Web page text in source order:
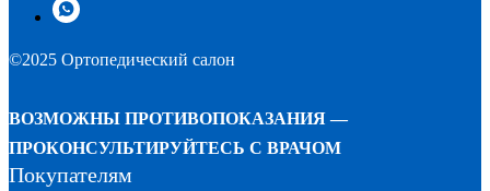
©2025 Ортопедический салон
ВОЗМОЖНЫ ПРОТИВОПОКАЗАНИЯ —
ПРОКОНСУЛЬТИРУЙТЕСЬ С ВРАЧОМ
Покупателям